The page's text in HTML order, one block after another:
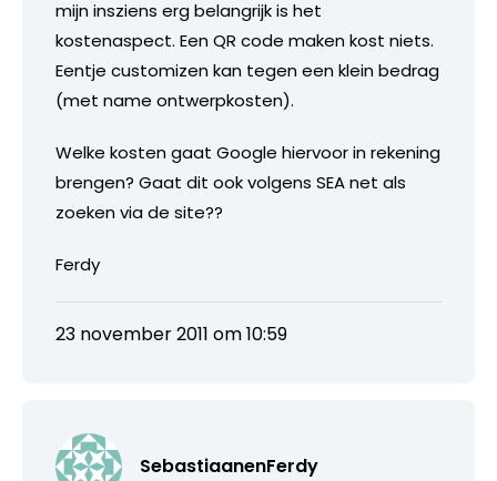
mijn insziens erg belangrijk is het
kostenaspect. Een QR code maken kost niets.
Eentje customizen kan tegen een klein bedrag
(met name ontwerpkosten).
Welke kosten gaat Google hiervoor in rekening
brengen? Gaat dit ook volgens SEA net als
zoeken via de site??
Ferdy
23 november 2011 om 10:59
SebastiaanenFerdy